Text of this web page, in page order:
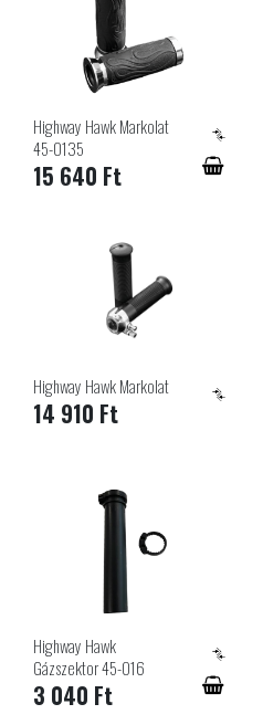
Highway Hawk Markolat
45-0135
15 640 Ft
Highway Hawk Markolat
14 910 Ft
Highway Hawk
Gázszektor 45-016
3 040 Ft